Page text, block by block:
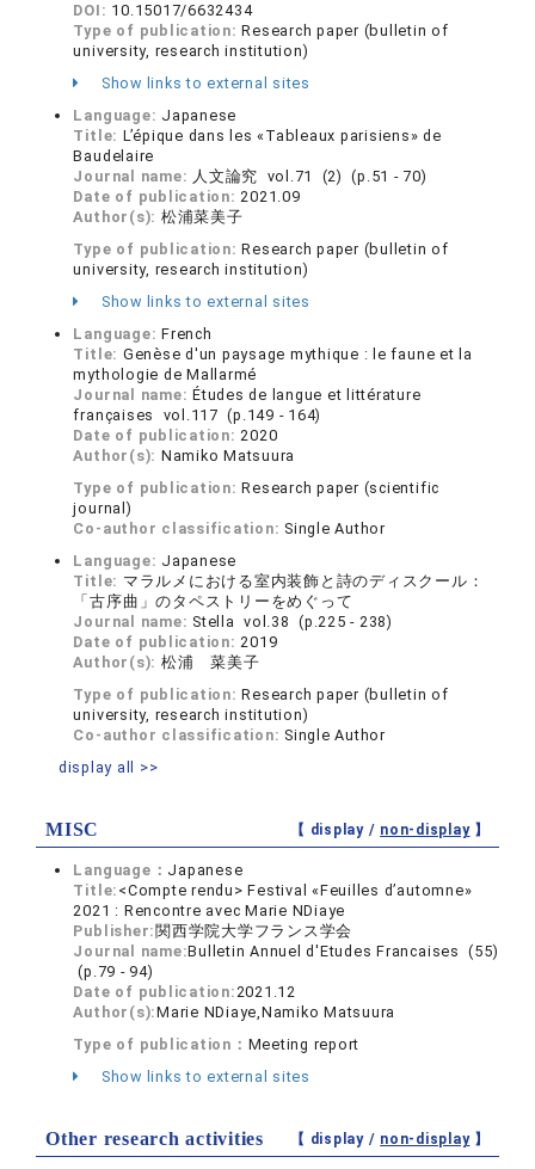
DOI: 10.15017/6632434
Type of publication:Research paper (bulletin of
university, research institution)
Show links to external sites
Language: Japanese
Title: L’épique dans les «Tableaux parisiens» de
Baudelaire
Journal name: 人文論究 vol.71 (2) (p.51 - 70)
Date of publication:2021.09
Author(s): 松浦菜美子
Type of publication:Research paper (bulletin of
university, research institution)
Show links to external sites
Language:French
Title: Genèse d'un paysage mythique : le faune et la
mythologie de Mallarmé
Journal name:Études de langue et littérature
françaises vol.117 (p.149 - 164)
Date of publication:2020
Author(s): Namiko Matsuura
Type of publication:Research paper (scientific
journal)
Co-author classification: Single Author
Language: Japanese
Title: マラルメにおける室内装飾と詩のディスクール：
「古序曲」のタペストリーをめぐって
Journal name: Stella vol.38 (p.225 - 238)
Date of publication:2019
Author(s): 松浦 菜美子
Type of publication:Research paper (bulletin of
university, research institution)
Co-author classification: Single Author
display all >>
MISC 【 display / non-display】
Language： Japanese
Title: <Compte rendu> Festival «Feuilles d’automne»
2021 : Rencontre avec Marie NDiaye
Publisher: 関西学院大学フランス学会
Journal name:Bulletin Annuel d'Etudes Francaises (55)
(p.79 - 94)
Date of publication:2021.12
Author(s):Marie NDiaye,Namiko Matsuura
Type of publication： Meeting report
Show links to external sites
Other research activities 【 display / non-display】